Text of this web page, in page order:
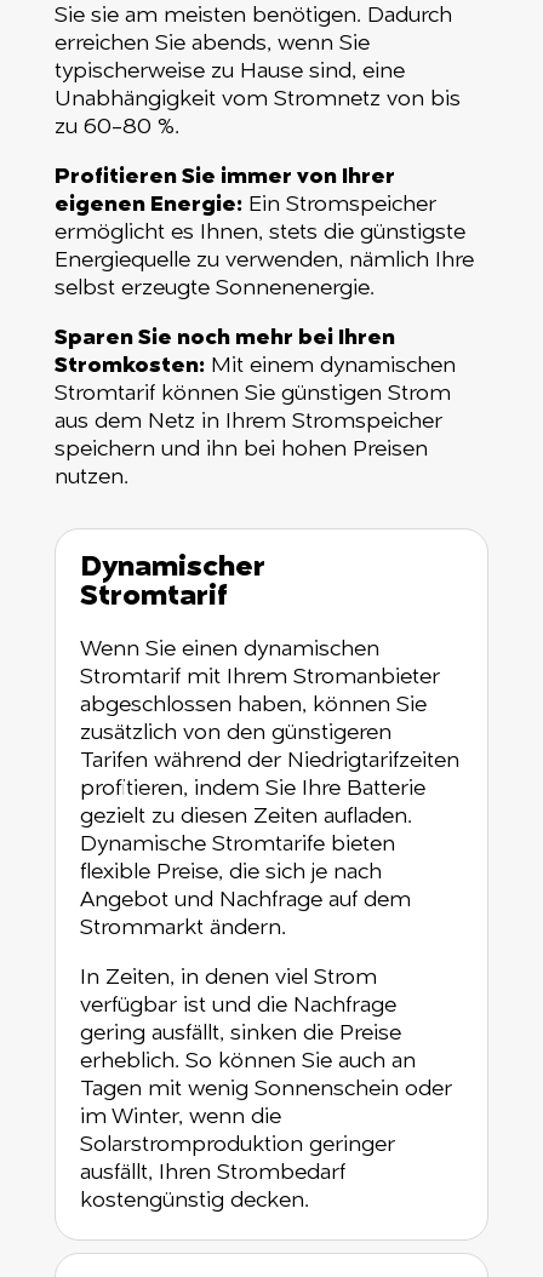
Sie sie am meisten benötigen. Dadurch
erreichen Sie abends, wenn Sie
typischerweise zu Hause sind, eine
Unabhängigkeit vom Stromnetz von bis
zu 60-80 %.
Profitieren Sie immer von Ihrer
eigenen Energie:Ein Stromspeicher
ermöglicht es Ihnen, stets die günstigste
Energiequelle zu verwenden, nämlich Ihre
selbst erzeugte Sonnenenergie.
Sparen Sie noch mehr bei Ihren
Stromkosten:Mit einem dynamischen
Stromtarif können Sie günstigen Strom
aus dem Netz in Ihrem Stromspeicher
speichern und ihn bei hohen Preisen
nutzen.
Dynamischer
Stromtarif
Wenn Sie einen dynamischen
Stromtarif mit Ihrem Stromanbieter
abgeschlossen haben, können Sie
zusätzlich von den günstigeren
Tarifen während der Niedrigtarifzeiten
profitieren, indem Sie Ihre Batterie
gezielt zu diesen Zeiten aufladen.
Dynamische Stromtarife bieten
flexible Preise, die sich je nach
Angebot und Nachfrage auf dem
Strommarkt ändern.
In Zeiten, in denen viel Strom
verfügbar ist und die Nachfrage
gering ausfällt, sinken die Preise
erheblich. So können Sie auch an
Tagen mit wenig Sonnenschein oder
im Winter, wenn die
Solarstromproduktion geringer
ausfällt, Ihren Strombedarf
kostengünstig decken.